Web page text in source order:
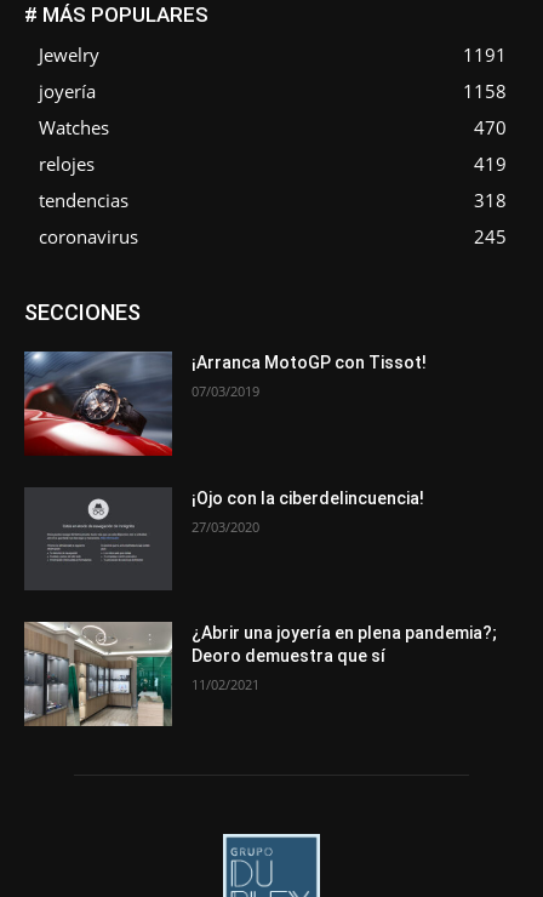
# MÁS POPULARES
Jewelry
1191
joyería
1158
Watches
470
relojes
419
tendencias
318
coronavirus
245
SECCIONESAsociaciones
Novedades
Opiniones Premios Secciones
¡Arranca MotoGP con Tissot!
07/03/2019
¡Ojo con la ciberdelincuencia!
27/03/2020
¿Abrir una joyería en plena pandemia?;
Deoro demuestra que sí
11/02/2021